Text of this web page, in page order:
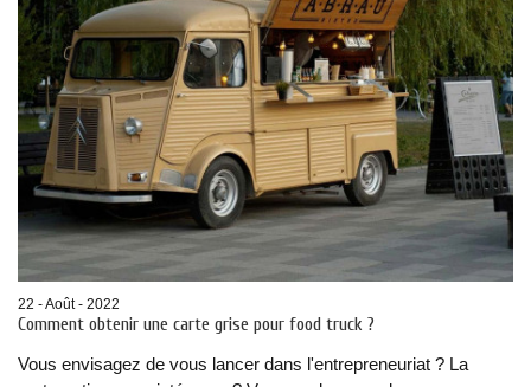
22 - Août - 2022
Comment obtenir une carte grise pour food truck ?
Vous envisagez de vous lancer dans l'entrepreneuriat ? La